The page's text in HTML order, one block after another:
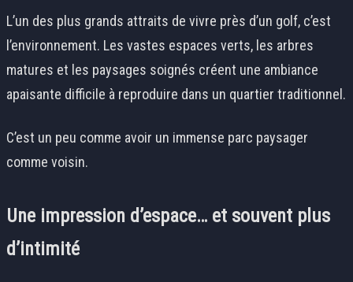
L’un des plus grands attraits de vivre près d’un golf, c’est
l’environnement. Les vastes espaces verts, les arbres
matures et les paysages soignés créent une ambiance
apaisante difficile à reproduire dans un quartier traditionnel.
C’est un peu comme avoir un immense parc paysager
comme voisin.
Une impression d’espace… et souvent plus
d’intimité